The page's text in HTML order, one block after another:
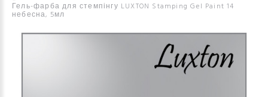
Гель-фарба для стемпінгу LUXTON Stamping Gel Paint 14
небесна, 5мл